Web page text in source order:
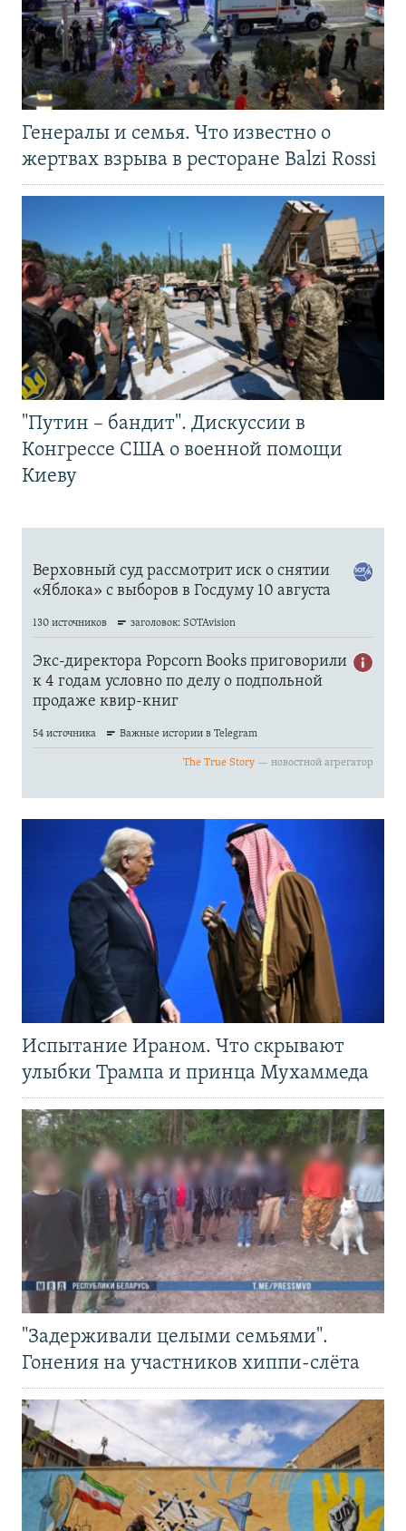
Генералы и семья. Что известно о
жертвах взрыва в ресторане Balzi Rossi
"Путин – бандит". Дискуссии в
Конгрессе США о военной помощи
Киеву
Испытание Ираном. Что скрывают
улыбки Трампа и принца Мухаммеда
"Задерживали целыми семьями".
Гонения на участников хиппи-слёта